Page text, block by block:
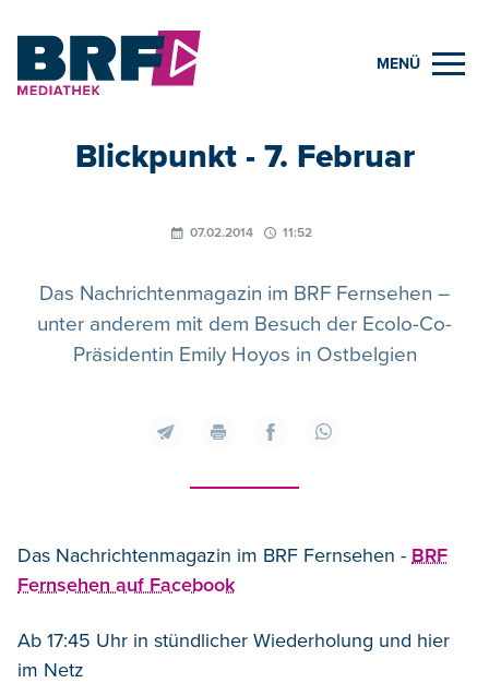
MENÜ
Blickpunkt - 7. Februar
07.02.2014 11:52
Das Nachrichtenmagazin im BRF Fernsehen –
unter anderem mit dem Besuch der Ecolo-Co-
Präsidentin Emily Hoyos in Ostbelgien
Das Nachrichtenmagazin im BRF Fernsehen - BRF
Fernsehen auf Facebook
Ab 17:45 Uhr in stündlicher Wiederholung und hier
im Netz